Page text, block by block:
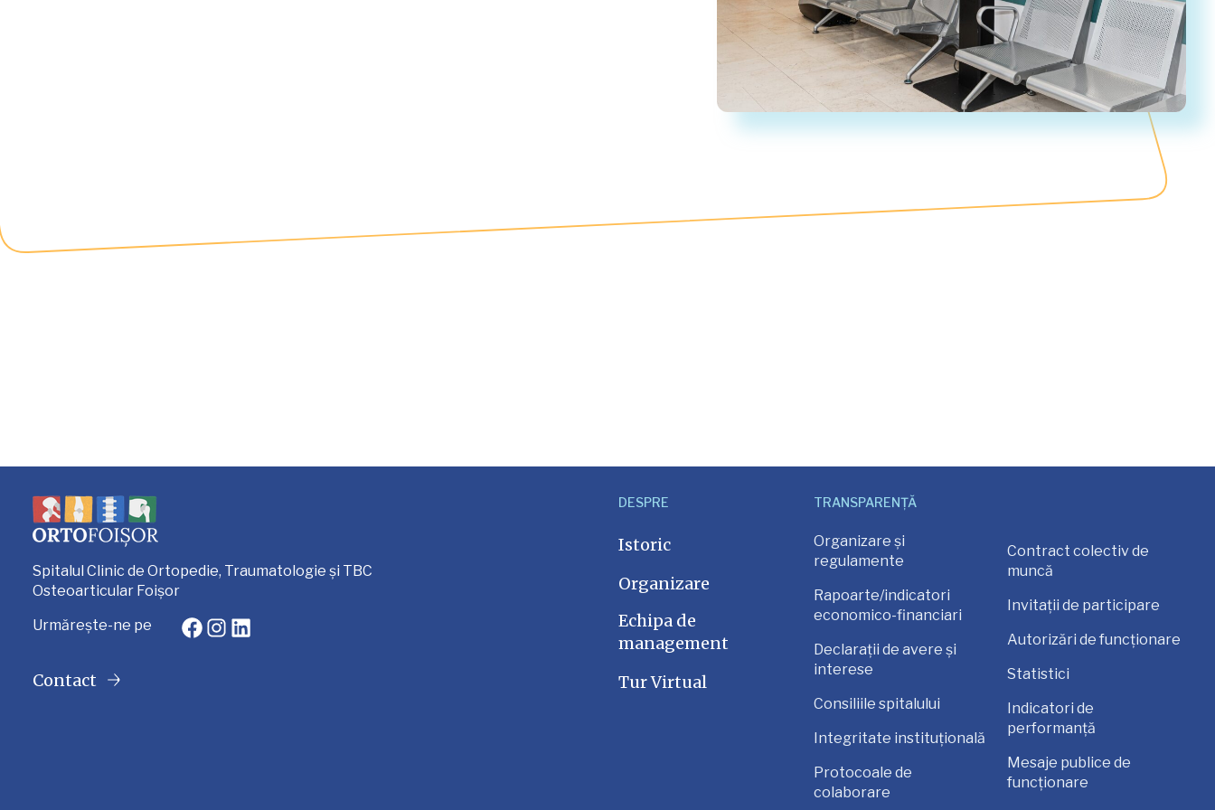
Spitalul Clinic de Ortopedie, Traumatologie și TBC
Osteoarticular Foișor
Urmărește-ne pe
Facebook Instagram
Contact
DESPRE
Istoric
Organizare
Echipa de
management
Tur Virtual
TRANSPARENȚĂ
Organizare și
regulamente
Rapoarte/indicatori
economico-financiari
Declarații de avere și
interese
Consiliile spitalului
Integritate instituțională
Protocoale de
colaborare
Contract colectiv de
muncă
Invitații de participare
Autorizări de funcționare
Statistici
Indicatori de
performanță
Mesaje publice de
funcționare